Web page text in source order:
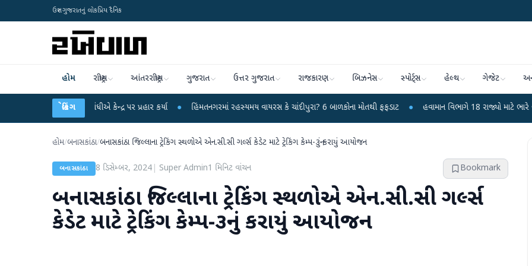
ઉત્તર ગુજરાતનું લોકપ્રિય દૈનિક
હોમ રાષ્ટ્રીય આંતરરાષ્ટ્રીય ગુજરાત ઉત્તર ગુજરાત રાજકારણ બિઝનેસ સ્પોર્ટ્સ હેલ્થ ગેજેટ
બ્રેકિંગ
પર રાહુલ ગાંધીએ કેન્દ્ર પર પ્રહાર કર્યા ● હિંમતનગરમાં રહસ્યમય વાયરસ કે ચાંદીપુરા? 6 બાળકોના મોતથી ફફડાટ ● હવામાન વિભાગે 18 રાજ્યો માટે ભારે વરસાદની
હોમ/બનાસકાંઠા/બનાસકાંઠા જિલ્લાના ટ્રેકિંગ સ્થળોએ એન.સી.સી ગર્લ્સ કેડેટ માટે ટ્રેકિંગ કેમ્પ-૩નું કરાયું આયોજન
બનાસકાંઠા 8 ડિસેમ્બર, 2024| Super Admin1 મિનિટ વાંચન Bookmark
બનાસકાંઠા જિલ્લાના ટ્રેકિંગ સ્થળોએ એન.સી.સી ગર્લ્સ
કેડેટ માટે ટ્રેકિંગ કેમ્પ-૩નું કરાયું આયોજન